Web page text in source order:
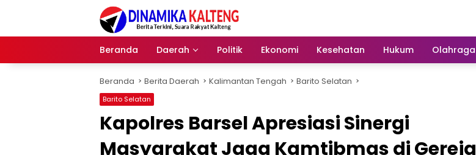
Beranda
Daerah Politik Ekonomi Kesehatan Hukum Olahraga
Beranda Berita Daerah Kalimantan Tengah Barito Selatan
Barito Selatan
Kapolres Barsel Apresiasi Sinergi
Masyarakat Jaga Kamtibmas di Gereja